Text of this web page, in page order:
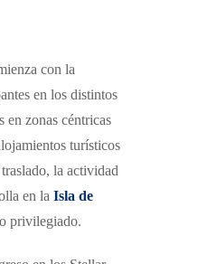
con la
en los distintos
en zonas céntricas
turísticos
la actividad
en la Isla de
privilegiado.